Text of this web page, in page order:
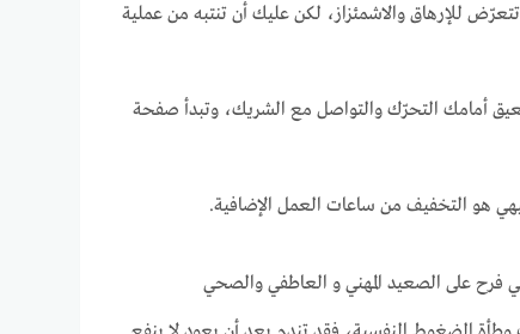
للإرهاق والاشمئزاز، لكن عليك أن تنتبه من عملية
أمامك التحرّك والتواصل مع الشريك، وتبدأ صفحة
هو التخفيف من ساعات العمل الإضافية.